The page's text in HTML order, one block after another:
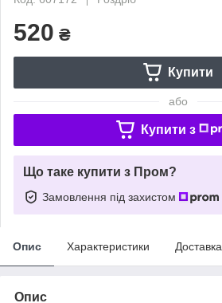
520 ₴
Купити
або
Купити з
Що таке купити з Пром?
Замовлення під захистом
Опис Характеристики Доставка
Опис